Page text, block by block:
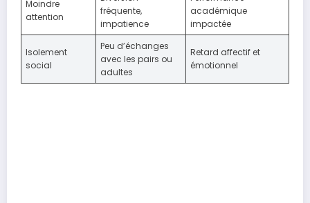
Moindre
attention
fréquente,
impatience
académique
impactée
Isolement
social
Peu d’échanges
avec les pairs ou
adultes
Retard affectif et
émotionnel